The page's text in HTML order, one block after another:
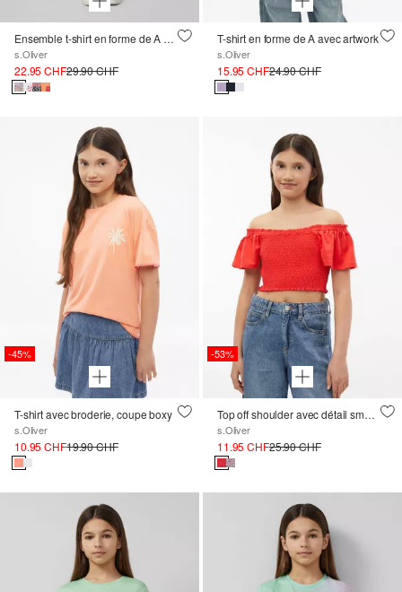
Ensemble t-shirt en forme de A et leggings à l'imprimé all-over
s.Oliver
22.95 CHF29.90 CHF
T-shirt en forme de A avec artwork
s.Oliver
15.95 CHF24.90 CHF
-45%
T-shirt avec broderie, coupe boxy
s.Oliver
10.95 CHF19.90 CHF
-53%
Top off shoulder avec détail smocké et manches volantes
s.Oliver
11.95 CHF25.90 CHF